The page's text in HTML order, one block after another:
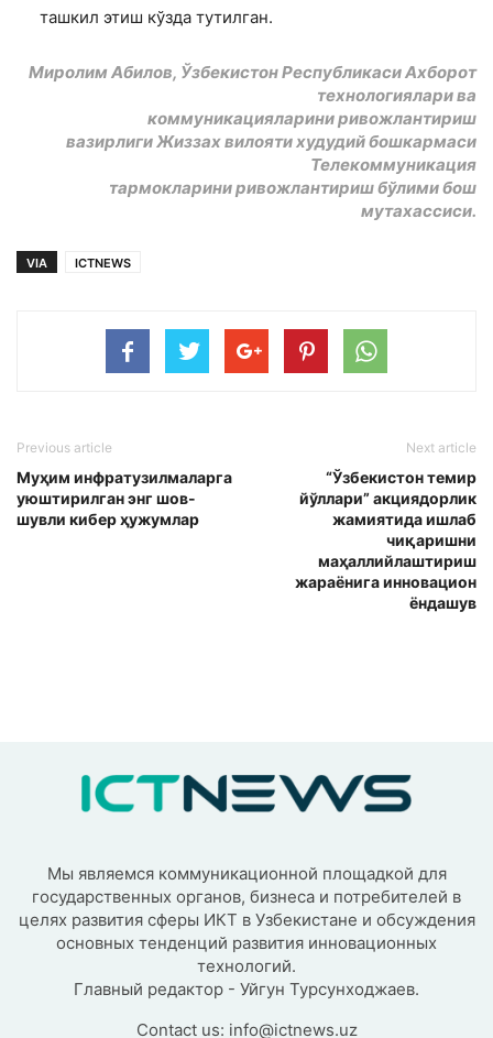
ташкил этиш кўзда тутилган.
Миролим Абилов, Ўзбекистон Республикаси Ахборот
технологиялари ва
коммуникацияларини ривожлантириш
вазирлиги Жиззах вилояти худудий бошкармаси
Телекоммуникация
тармокларини ривожлантириш бўлими бош
мутахассиси.
VIA ICTNEWS
Previous article
Муҳим инфратузилмаларга
уюштирилган энг шов-
шувли кибер ҳужумлар
Next article
“Ўзбекистон темир
йўллари” акциядорлик
жамиятида ишлаб
чиқаришни
маҳаллийлаштириш
жараёнига инновацион
ёндашув
Мы являемся коммуникационной площадкой для
государственных органов, бизнеса и потребителей в
целях развития сферы ИКТ в Узбекистане и обсуждения
основных тенденций развития инновационных
технологий.
Главный редактор - Уйгун Турсунходжаев.
Contact us: info@ictnews.uz